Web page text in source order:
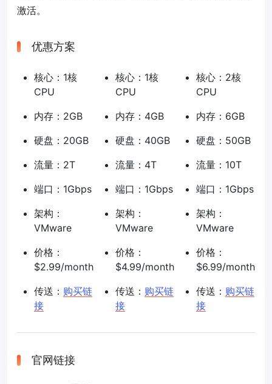
激活。
优惠方案
核心：1核
CPU
内存：2GB
硬盘：20GB
流量：2T
端口：1Gbps
架构：
VMware
价格：
$2.99/month
传送： 购买链
接
核心：1核
CPU
内存：4GB
硬盘：40GB
流量：4T
端口：1Gbps
架构：
VMware
价格：
$4.99/month
传送： 购买链
接
核心：2核
CPU
内存：6GB
硬盘：50GB
流量：10T
端口：1Gbps
架构：
VMware
价格：
$6.99/month
传送： 购买链
接
官网链接